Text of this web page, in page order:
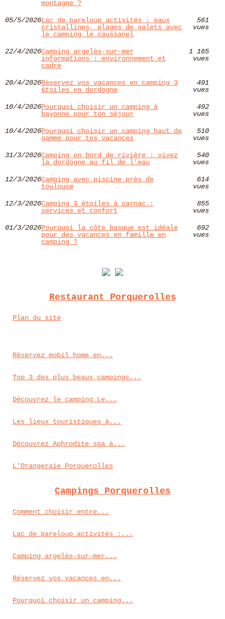
montagne ?
05/5/2026Lac de pareloup activités : eaux
cristallines, plages de galets avec
le camping le caussanel
561
vues
22/4/2026Camping argelès-sur-mer
informations : environnement et
cadre
1 165
vues
20/4/2026Réservez vos vacances en camping 3
étoiles en dordogne
491
vues
10/4/2026Pourquoi choisir un camping à
bayonne pour ton séjour
492
vues
10/4/2026Pourquoi choisir un camping haut de
gamme pour tes vacances
510
vues
31/3/2026Camping en bord de rivière : vivez
la dordogne au fil de l’eau
540
vues
12/3/2026Camping avec piscine près de
toulouse
614
vues
12/3/2026Camping 3 étoiles à carnac :
services et confort
855
vues
01/3/2026Pourquoi la côte basque est idéale
pour des vacances en famille en
camping ?
692
vues
Restaurant Porquerolles
Plan du site
Réservez mobil home en...
Top 3 des plus beaux campings...
Découvrez le camping Le...
Les lieux touristiques à...
Découvrez Aphrodite spa à...
L'Orangeraie Porquerolles
Campings Porquerolles
Comment choisir entre...
Lac de pareloup activités :...
Camping argelès-sur-mer...
Réservez vos vacances en...
Pourquoi choisir un camping...